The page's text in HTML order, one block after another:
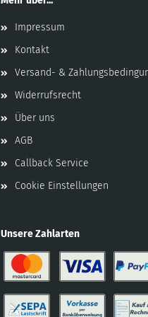
Impressum
Kontakt
Versand- &
Widerrufsrecht
Über uns
AGB
Callback Service
Cookie Einstellungen
Unsere Zahlarten